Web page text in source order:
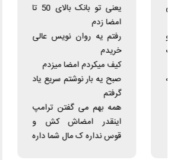
یعنی تو بانک بالای 50 تا
امضا زدم
رفتم یه روان نویس عالی
خریدم
کیف میکردم امضا میزدم
صبح یه بار نوشتم سریع یاد
همه بهم می گفتن ترامپ
اینقدر امضاش کش و
قوس نداره ک مال شما داره